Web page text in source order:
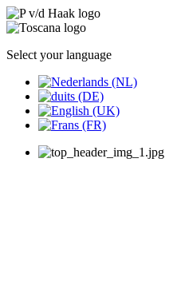
Select your language